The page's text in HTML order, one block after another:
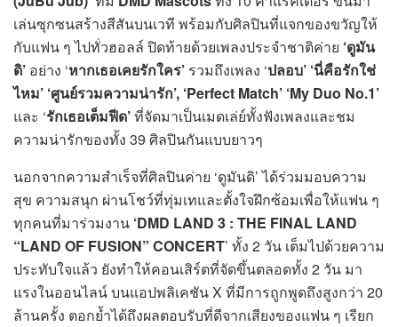
เล่นซุกซนสร้างสีสันบนเวที พร้อมกับศิลปินที่แจกของขวัญให้
กับแฟน ๆ ไปทั่วฮอลล์ ปิดท้ายด้วยเพลงประจำชาติค่าย ‘ดูมัน
ดิ’ อย่าง ‘หากเธอเคยรักใคร’ รวมถึงเพลง ‘ปลอบ’ ‘นี่คือรักใช่
ไหม’ ‘ศูนย์รวมความน่ารัก’, ‘Perfect Match’ ‘My Duo No.1’
และ ‘รักเธอเต็มฟีด’ที่จัดมาเป็นเมดเล่ย์ทั้งฟังเพลงและชม
ความน่ารักของทั้ง 39 ศิลปินกันแบบยาวๆ
นอกจากความสำเร็จที่ศิลปินค่าย ‘ดูมันดิ’ ได้ร่วมมอบความ
สุข ความสนุก ผ่านโชว์ที่ทุ่มเทและตั้งใจฝึกซ้อมเพื่อให้แฟน ๆ
ทุกคนที่มาร่วมงาน ‘DMD LAND 3 : THE FINAL LAND
“LAND OF FUSION” CONCERT’ ทั้ง 2 วัน เต็มไปด้วยความ
ประทับใจแล้ว ยังทำให้คอนเสิร์ตที่จัดขึ้นตลอดทั้ง 2 วัน มา
แรงในออนไลน์ บนแอปพลิเคชัน X ที่มีการถูกพูดถึงสูงกว่า 20
ล้านครั้ง ตอกย้ำได้ถึงผลตอบรับที่ดีจากเสียงของแฟน ๆ เรียก